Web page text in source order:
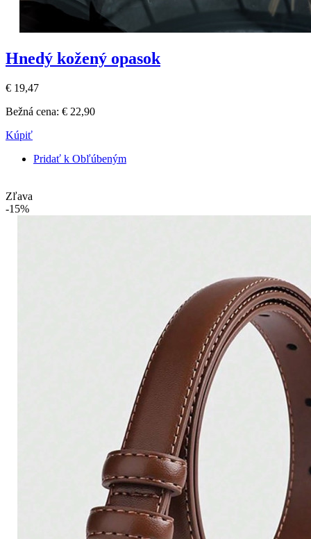
Hnedý kožený opasok
€ 19,47
Bežná cena: € 22,90
Kúpiť
Pridať k Obľúbeným
Zľava
-15%